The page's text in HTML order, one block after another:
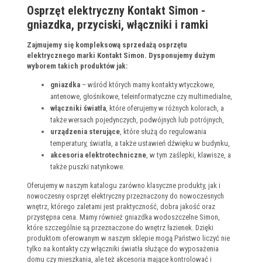
Osprzęt elektryczny Kontakt Simon -
gniazdka, przyciski, włączniki i ramki
Zajmujemy się kompleksową sprzedażą osprzętu
elektrycznego marki Kontakt Simon. Dysponujemy dużym
wyborem takich produktów jak:
gniazdka – wśród których mamy kontakty wtyczkowe,
antenowe, głośnikowe, teleinformatyczne czy multimedialne,
włączniki światła , które oferujemy w różnych kolorach, a
także wersach pojedynczych, podwójnych lub potrójnych,
urządzenia sterujące , które służą do regulowania
temperatury, światła, a także ustawień dźwięku w budynku,
akcesoria elektrotechniczne , w tym zaślepki, klawisze, a
także puszki natynkowe.
Oferujemy w naszym katalogu zarówno klasyczne produkty, jak i
nowoczesny osprzęt elektryczny przeznaczony do nowoczesnych
wnętrz, którego zaletami jest praktyczność, dobra jakość oraz
przystępna cena. Mamy również gniazdka wodoszczelne Simon,
które szczególnie są przeznaczone do wnętrz łazienek. Dzięki
produktom oferowanym w naszym sklepie mogą Państwo liczyć nie
tylko na kontakty czy włączniki światła służące do wyposażenia
domu czy mieszkania, ale też akcesoria mające kontrolować i